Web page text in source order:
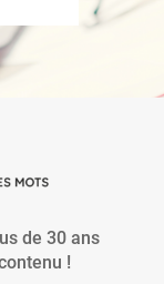
de 30 ans
!